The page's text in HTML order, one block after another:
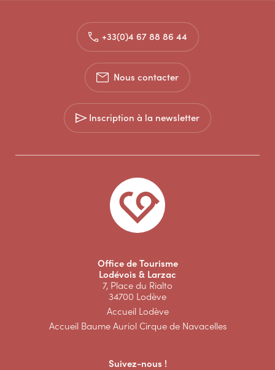
+33(0)4 67 88 86 44
Nous contacter
Inscription à la newsletter
Office de Tourisme
Lodévois & Larzac
7, Place du Rialto
34700 Lodève
Accueil Lodève
Accueil Baume Auriol Cirque de Navacelles
Suivez-nous !